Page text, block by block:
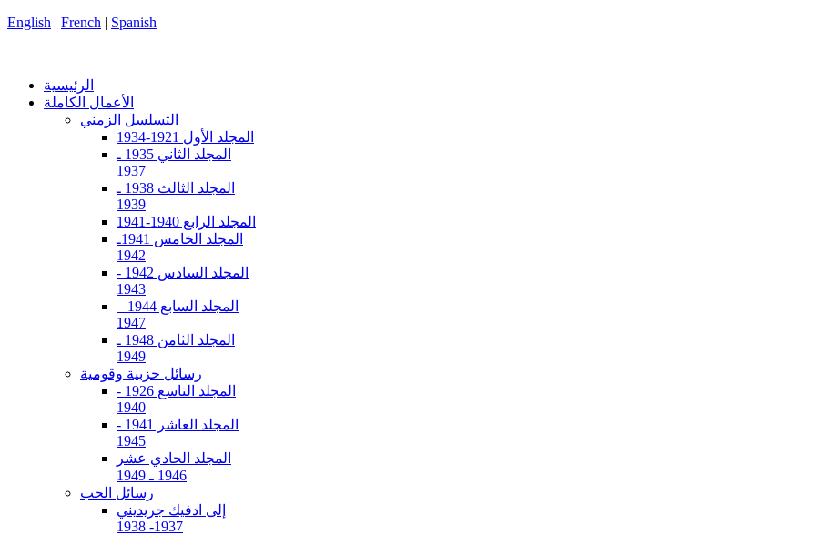
English | French | Spanish
الرئيسية
الأعمال الكاملة
التسلسل الزمني
المجلد الأول 1921-1934
المجلد الثاني 1935 ـ
1937
المجلد الثالث 1938 ـ
1939
المجلد الرابع 1940-1941
المجلد الخامس 1941ـ
1942
المجلد السادس 1942 -
1943
المجلد السابع 1944 –
1947
المجلد الثامن 1948 ـ
1949
رسائل حزبية وقومية
المجلد التاسع 1926 -
1940
المجلد العاشر 1941 -
1945
المجلد الحادي عشر
1946 ـ 1949
رسائل الحب
إلى ادفيك جريديني
1937- 1938